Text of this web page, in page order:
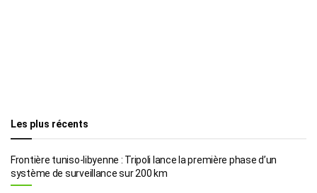
Les plus récents
Frontière tuniso-libyenne : Tripoli lance la première phase d’un
système de surveillance sur 200 km